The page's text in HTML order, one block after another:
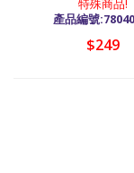
特殊商品!
產品編號
$249